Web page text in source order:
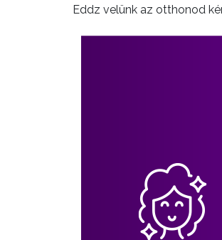
Eddz velünk az otthonod